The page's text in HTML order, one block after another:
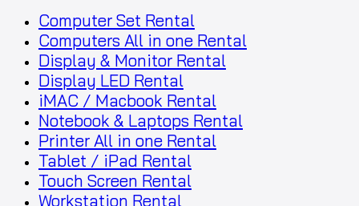
Computer Set Rental
Computers All in one Rental
Display & Monitor Rental
Display LED Rental
iMAC / Macbook Rental
Notebook & Laptops Rental
Printer All in one Rental
Tablet / iPad Rental
Touch Screen Rental
Workstation Rental